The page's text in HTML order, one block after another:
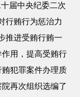
届中央纪委二次
行贿行为惩治力
推进受贿行贿一
用，提高受贿行
犯罪案件办理质
再次组织选编了